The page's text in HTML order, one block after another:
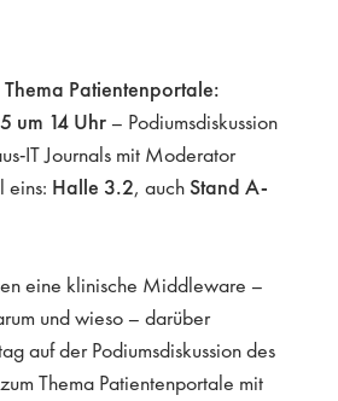
Patientenportale:
um 14 Uhr – Podiumsdiskussion
IT Journals mit Moderator
eins: Halle 3.2, auch Stand A-
eine klinische Middleware –
und wieso – darüber
auf der Podiumsdiskussion des
Thema Patientenportale mit